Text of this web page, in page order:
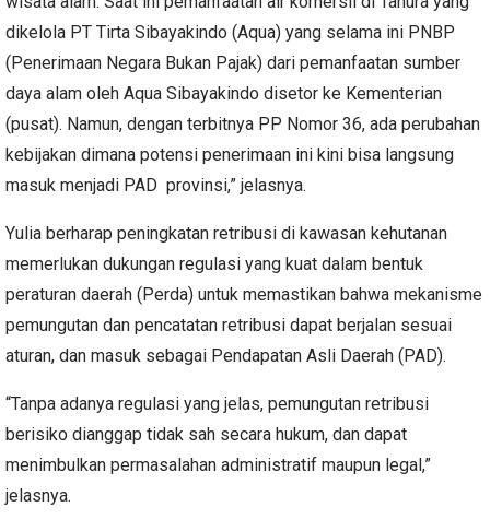
dikelola PT Tirta Sibayakindo (Aqua) yang selama ini PNBP
(Penerimaan Negara Bukan Pajak) dari pemanfaatan sumber
daya alam oleh Aqua Sibayakindo disetor ke Kementerian
(pusat). Namun, dengan terbitnya PP Nomor 36, ada perubahan
kebijakan dimana potensi penerimaan ini kini bisa langsung
masuk menjadi PAD provinsi,” jelasnya.
Yulia berharap peningkatan retribusi di kawasan kehutanan
memerlukan dukungan regulasi yang kuat dalam bentuk
peraturan daerah (Perda) untuk memastikan bahwa mekanisme
pemungutan dan pencatatan retribusi dapat berjalan sesuai
aturan, dan masuk sebagai Pendapatan Asli Daerah (PAD).
“Tanpa adanya regulasi yang jelas, pemungutan retribusi
berisiko dianggap tidak sah secara hukum, dan dapat
menimbulkan permasalahan administratif maupun legal,”
jelasnya.